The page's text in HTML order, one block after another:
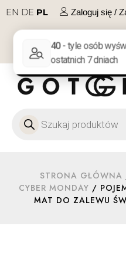
EN DE PL Zaloguj się /
STRONA GŁÓWNA
CYBER MONDAY /
MAT DO ZALEWU